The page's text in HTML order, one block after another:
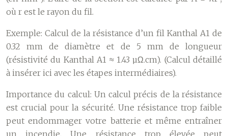
où r est le rayon du fil.
Exemple: Calcul de la résistance d’un fil Kanthal A1 de
0.32 mm de diamètre et de 5 mm de longueur
(résistivité du Kanthal A1 ≈ 1.43 µΩ.cm). (Calcul détaillé
à insérer ici avec les étapes intermédiaires).
Importance du calcul: Un calcul précis de la résistance
est crucial pour la sécurité. Une résistance trop faible
peut endommager votre batterie et même entraîner
un incendie. Une résistance trop élevée peut